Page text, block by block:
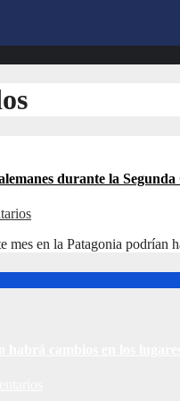
durante la
mes en la Patagonia